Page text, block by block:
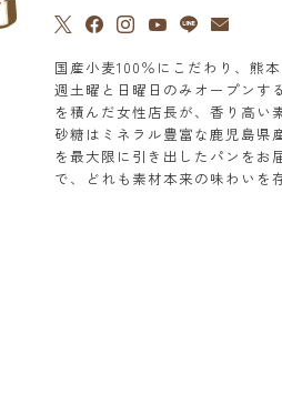
国産小麦100％にこだわり、熊
週土曜と日曜日のみオープンす
を積んだ女性店長が、香り高い
砂糖はミネラル豊富な鹿児島県
を最大限に引き出したパンをお
で、どれも素材本来の味わいを